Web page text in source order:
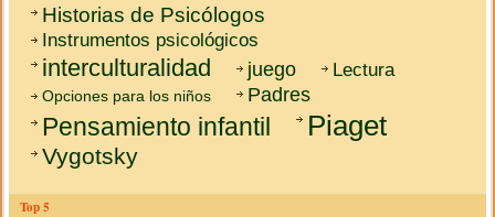
Historias de Psicólogos
Instrumentos psicológicos
interculturalidad juego Lectura
Opciones para los niños Padres
Pensamiento infantil Piaget
Vygotsky
Top 5